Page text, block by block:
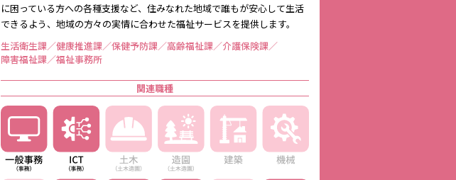
に困っている方への各種支援など、住みなれた地域で誰もが安心して生活
できるよう、地域の方々の実情に合わせた福祉サービスを提供します。
生活衛生課／健康推進課／保健予防課／高齢福祉課／介護保険課／
障害福祉課／福祉事務所
関連職種